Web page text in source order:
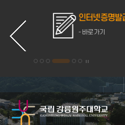
인터넷증명발급
- 바로가기